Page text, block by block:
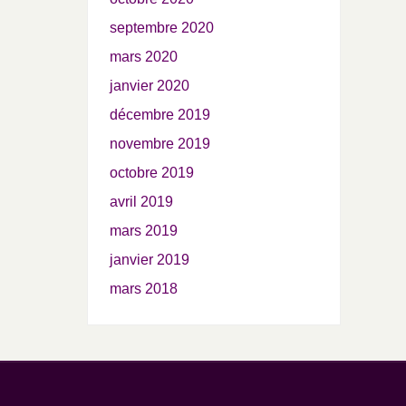
septembre 2020
mars 2020
janvier 2020
décembre 2019
novembre 2019
octobre 2019
avril 2019
mars 2019
janvier 2019
mars 2018